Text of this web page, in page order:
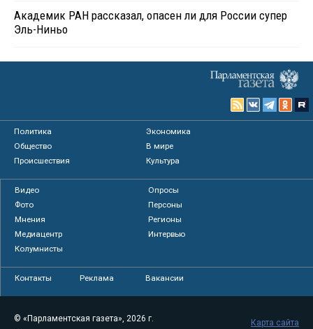
Академик РАН рассказал, опасен ли для России супер
Эль-Ниньо
Политика
Экономика
Общество
В мире
Происшествия
Культура
Видео
Опросы
Фото
Персоны
Мнения
Регионы
Медиацентр
Интервью
Колумнисты
Контакты Реклама Вакансии
© «Парламентская газета», 2026 г.
Карта сайта